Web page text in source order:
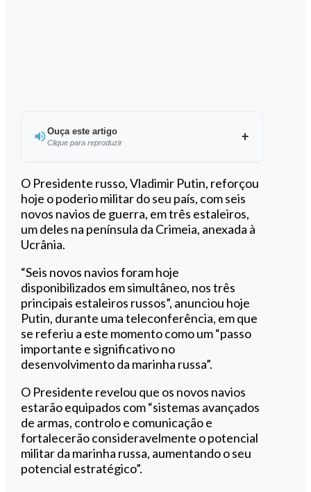
Ouça este artigo
Clique para reproduzir
Ouvir este artigo
O Presidente russo, Vladimir Putin, reforçou
hoje o poderio militar do seu país, com seis
novos navios de guerra, em três estaleiros,
um deles na península da Crimeia, anexada à
Ucrânia.
“Seis novos navios foram hoje
disponibilizados em simultâneo, nos três
principais estaleiros russos”, anunciou hoje
Putin, durante uma teleconferência, em que
se referiu a este momento como um “passo
importante e significativo no
desenvolvimento da marinha russa”.
O Presidente revelou que os novos navios
estarão equipados com “sistemas avançados
de armas, controlo e comunicação e
fortalecerão consideravelmente o potencial
militar da marinha russa, aumentando o seu
potencial estratégico”.